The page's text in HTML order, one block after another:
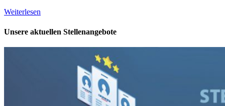
Weiterlesen
Unsere aktuellen Stellenangebote